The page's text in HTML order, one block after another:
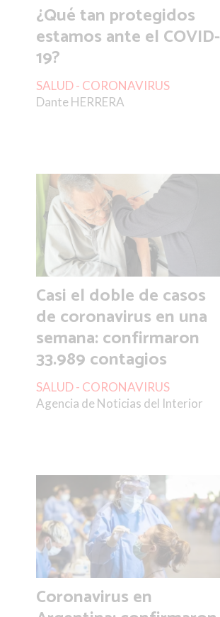
¿Qué tan protegidos
estamos ante el COVID-
19?
Dante HERRERA
SALUD - CORONAVIRUS
Casi el doble de casos
de coronavirus en una
semana: confirmaron
33.989 contagios
Agencia de Noticias del Interior
SALUD - CORONAVIRUS
Coronavirus en